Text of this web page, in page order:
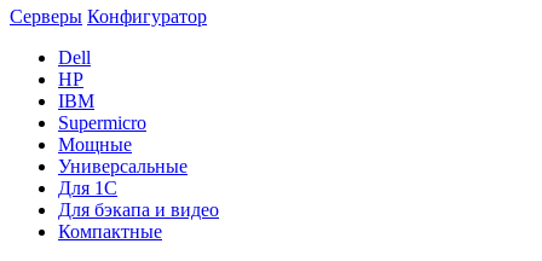
Серверы Конфигуратор
Dell
HP
IBM
Supermicro
Мощные
Универсальные
Для 1С
Для бэкапа и видео
Компактные